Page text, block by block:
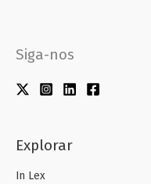
Siga-nos
Explorar
In Lex